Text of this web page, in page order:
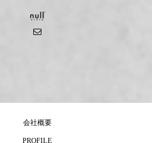
会社概要
PROFILE